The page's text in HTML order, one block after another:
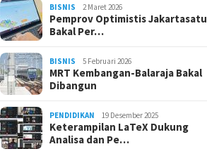
BISNIS 2 Maret 2026
Pemprov Optimistis Jakartasatu
Bakal Per…
BISNIS 5 Februari 2026
MRT Kembangan-Balaraja Bakal
Dibangun
PENDIDIKAN 19 Desember 2025
Keterampilan LaTeX Dukung
Analisa dan Pe…